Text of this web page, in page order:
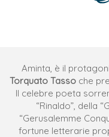
Aminta, è il
Torquato Tasso che
Il celebre poeta
“Rinaldo”, della
“Gerusalemme
fortune letterarie